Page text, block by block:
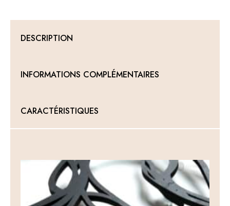
petit
modèle
choix
DESCRIPTION
INFORMATIONS COMPLÉMENTAIRES
CARACTÉRISTIQUES